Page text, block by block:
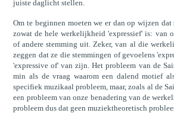
juiste daglicht stellen.
Om te beginnen moeten we er dan op wijzen
zowat de hele werkelijkheid 'expressief' is: van
of andere stemming uit. Zeker, van al die
zeggen dat ze die stemmingen of gevoelens
'expressive of' van zijn. Het probleem van de
min als de vraag waarom een dalend motief
specifiek muzikaal probleem, maar, zoals al de
een probleem van onze benadering van de
probleem dus dat geen muziektheoretisch